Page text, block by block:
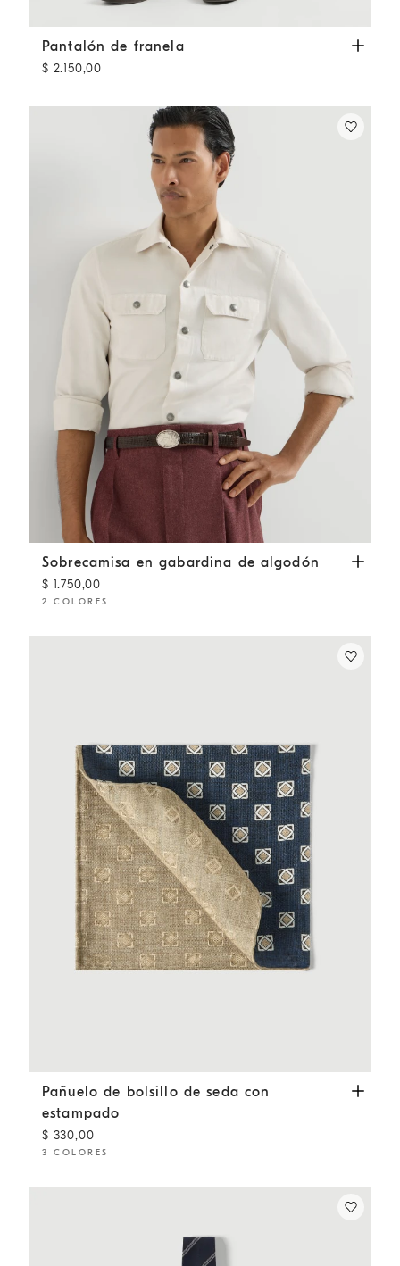
Pantalón de franela Quemado
Pantalón de franela
$ 2.150,00
Sobrecamisa en gabardina de algodón Blanco
Sobrecamisa en gabardina de algodón
$ 1.750,00
2 COLORES
Pañuelo de bolsillo de seda con estampado Azul Aviación
Pañuelo de bolsillo de seda con
estampado
$ 330,00
3 COLORES